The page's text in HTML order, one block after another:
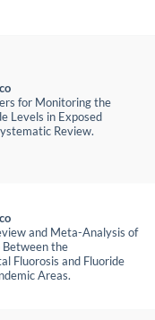
for Monitoring the
Levels in Exposed
Review.
and Meta-Analysis of
Between the
Fluorosis and Fluoride
Areas.